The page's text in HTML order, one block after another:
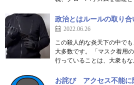
政治とはルールの取り合
2022.06.26
この殺人的な炎天下の中で
大多数です。 「マスク着用
行っていることは、大衆も
お詫び アクセス不能に